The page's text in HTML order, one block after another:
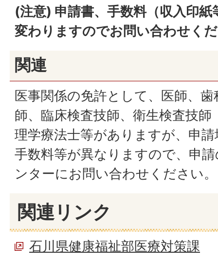
(注意) 申請書、手数料（収入印
変わりますのでお問い合わせく
関連
医事関係の免許として、医師、
師、臨床検査技師、衛生検査技師
理学療法士等がありますが、申
手数料等が異なりますので、申
ンターにお問い合わせください。
関連リンク
石川県健康福祉部医療対策課